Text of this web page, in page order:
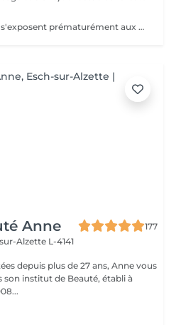
Les enfants et adolescents s'exposent prématurément aux agitations du quotidien. Le massage constitue le début d'un apprentissage pour prendre soin de leur corps et de leur bien-être, dès leur plus jeune âge. Il favorise son développement et sa croissance et peut être une source de guérison et d'un bon équilibre pour son organisme. De quoi également lui donner confiance durant cette période de transition vers l'âge adulte.
Anne
177
Alzette L-4141
depuis plus de 27 ans, Anne vous
son institut de Beauté, établi à